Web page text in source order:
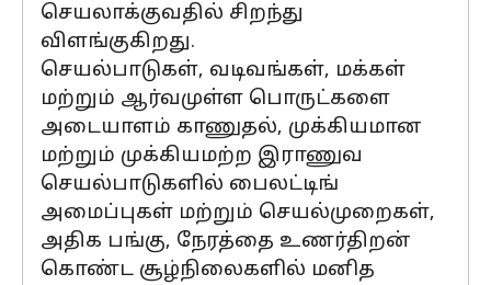
செயலாக்குவதில் சிறந்து
விளங்குகிறது.
செயல்பாடுகள், வடிவங்கள், மக்கள்
மற்றும் ஆர்வமுள்ள பொருட்களை
அடையாளம் காணுதல், முக்கியமான
மற்றும் முக்கியமற்ற இராணுவ
செயல்பாடுகளில் பைலட்டிங்
அமைப்புகள் மற்றும் செயல்முறைகள்,
அதிக பங்கு, நேரத்தை உணர்திறன்
கொண்ட சூழ்நிலைகளில் மனித